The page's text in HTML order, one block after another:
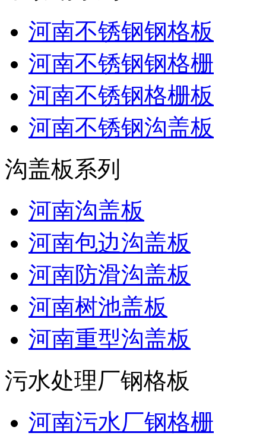
河南不锈钢钢格板
河南不锈钢钢格栅
河南不锈钢格栅板
河南不锈钢沟盖板
沟盖板系列
河南沟盖板
河南包边沟盖板
河南防滑沟盖板
河南树池盖板
河南重型沟盖板
污水处理厂钢格板
河南污水厂钢格栅